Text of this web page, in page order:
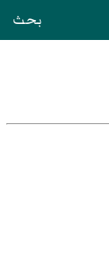
بحث